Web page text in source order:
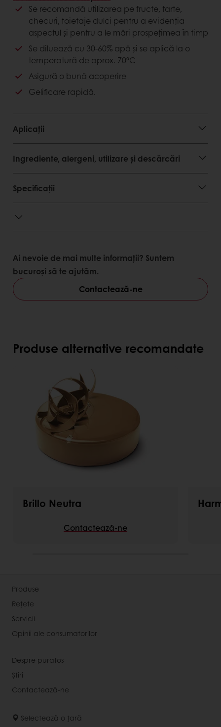
Începând din 1990, când am inventat și am lansat
produsul nostru Miroir, ne-am extins portofoliul de
glazuri cu inovații și dezvoltări concepute să
satisfacă cerințele clienților noștri.
Avantaje client
Asigură un aspect atractiv al produselor
Grad mare de absorbție apă pentru un cost
Avantaje consumator
Luciu deosebit, atractiv
Gust savuros.
Se recomandă utilizarea pe fructe, tarte,
checuri, foietaje dulci pentru a evidenţia
aspectul și pentru a le mări prospeţimea în timp
Se diluează cu 30-60% apă și se aplică la o
temperatură de aprox. 70ºC
Asigură o bună acoperire
Gelificare rapidă.
Aplicații
Ingrediente, alergeni, utilizare și descărcări
Specificații
Ai nevoie de mai multe informații? Suntem
bucuroși să te ajutăm.
Contactează-ne
Produse alternative recomandate
Brillo Neutra
Contactează-ne
Produse
Rețete
Servicii
Opinii ale consumatorilor
Despre puratos
Știri
Contactează-ne
Selectează o țară